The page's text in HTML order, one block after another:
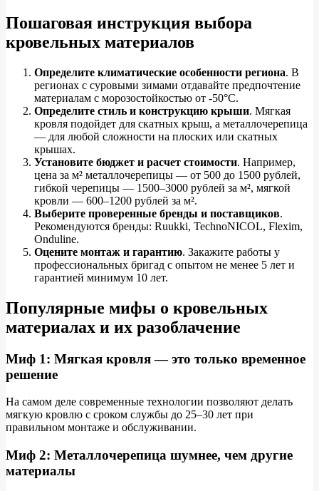
Пошаговая инструкция выбора
кровельных материалов
Определите климатические особенности региона. В
регионах с суровыми зимами отдавайте предпочтение
материалам с морозостойкостью от -50°C.
Определите стиль и конструкцию крыши. Мягкая
кровля подойдет для скатных крыш, а металлочерепица
— для любой сложности на плоских или скатных
крышах.
Установите бюджет и расчет стоимости. Например,
цена за м² металлочерепицы — от 500 до 1500 рублей,
гибкой черепицы — 1500–3000 рублей за м², мягкой
кровли — 600–1200 рублей за м².
Выберите проверенные бренды и поставщиков.
Рекомендуются бренды: Ruukki, TechnoNICOL, Flexim,
Onduline.
Оцените монтаж и гарантию. Закажите работы у
профессиональных бригад с опытом не менее 5 лет и
гарантией минимум 10 лет.
Популярные мифы о кровельных
материалах и их разоблачение
Миф 1: Мягкая кровля — это только временное
решение
На самом деле современные технологии позволяют делать
мягкую кровлю с сроком службы до 25–30 лет при
правильном монтаже и обслуживании.
Миф 2: Металлочерепица шумнее, чем другие
материалы